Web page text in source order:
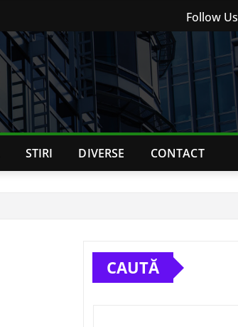
Follow Us
STIRI DIVERSE CONTACT
CAUTĂ